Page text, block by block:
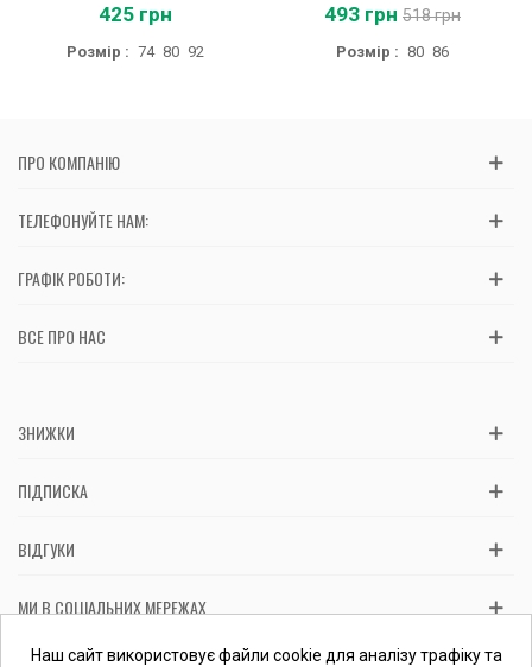
425 грн
Розмір : 74 80 92
493 грн 518 грн
Розмір : 80 86
ПРО КОМПАНІЮ
ТЕЛЕФОНУЙТЕ НАМ:
ГРАФІК РОБОТИ:
ВСЕ ПРО НАС
ЗНИЖКИ
ПІДПИСКА
ВІДГУКИ
МИ В СОЦІАЛЬНИХ МЕРЕЖАХ
Вас обслуговує: ФОП Косташ С.І., номер запису в ЄДР 2 673 000
Наш сайт використовує файли cookie для аналізу трафіку та